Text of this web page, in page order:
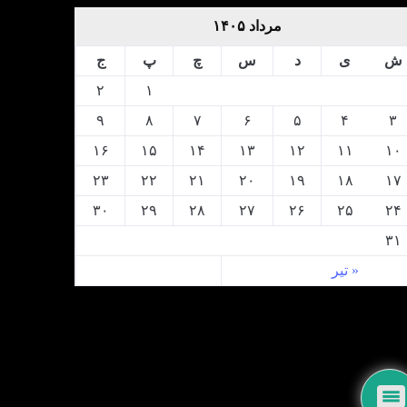
مرداد ۱۴۰۵
ش ی د س چ پ ج
« تیر
۱
۲
۳
۴ ۵ ۶ ۷ ۸
۹
۱۰
۱۱ ۱۲ ۱۳ ۱۴ ۱۵
۱۶
۱۷
۱۸ ۱۹ ۲۰ ۲۱ ۲۲
۲۳
۲۴
۲۵ ۲۶ ۲۷ ۲۸ ۲۹
۳۰
۳۱